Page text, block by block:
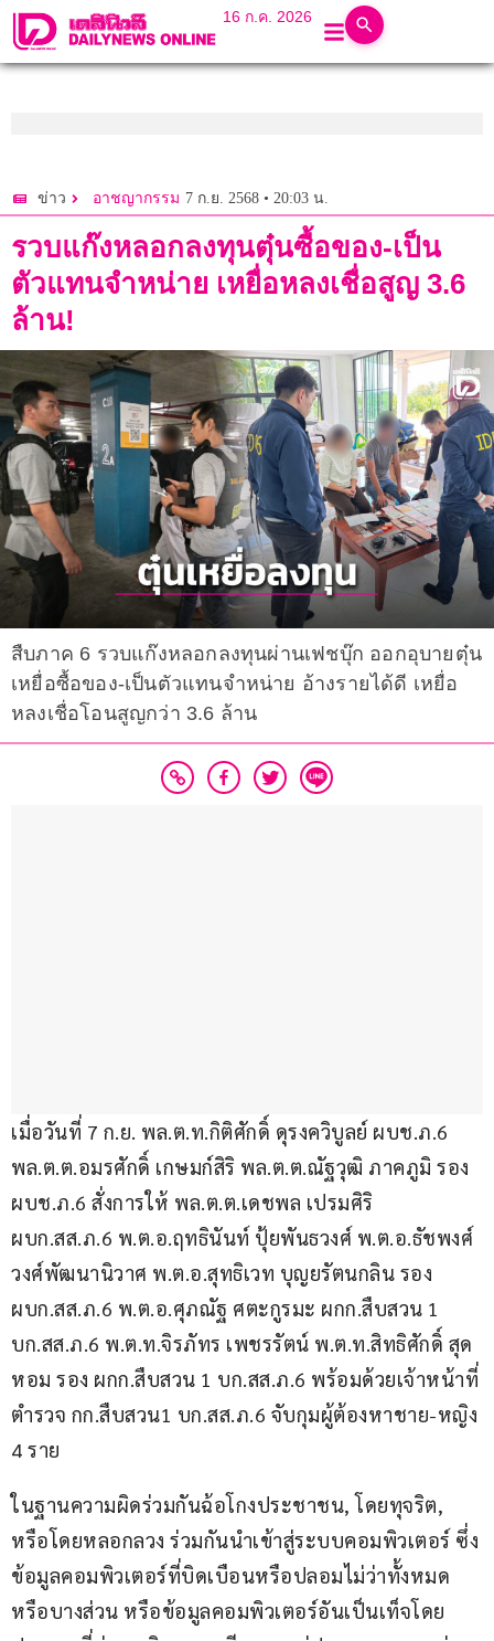
16 ก.ค. 2026
ข่าว อาชญากรรม 7 ก.ย. 2568 • 20:03 น.
รวบแก๊งหลอกลงทุนตุ๋นซื้อของ-เป็น
ตัวแทนจำหน่าย เหยื่อหลงเชื่อสูญ 3.6
ล้าน!
สืบภาค 6 รวบแก๊งหลอกลงทุนผ่านเฟชบุ๊ก ออกอุบายตุ๋น
เหยื่อซื้อของ-เป็นตัวแทนจำหน่าย อ้างรายได้ดี เหยื่อ
หลงเชื่อโอนสูญกว่า 3.6 ล้าน
เมื่อวันที่ 7 ก.ย. พล.ต.ท.กิติศักดิ์ ดุรงควิบูลย์ ผบช.ภ.6
พล.ต.ต.อมรศักดิ์ เกษมก์สิริ พล.ต.ต.ณัฐวุฒิ ภาคภูมิ รอง
ผบช.ภ.6 สั่งการให้ พล.ต.ต.เดชพล เปรมศิริ
ผบก.สส.ภ.6 พ.ต.อ.ฤทธินันท์ ปุ้ยพันธวงศ์ พ.ต.อ.ธัชพงศ์
วงศ์พัฒนานิวาศ พ.ต.อ.สุทธิเวท บุญยรัตนกลิน รอง
ผบก.สส.ภ.6 พ.ต.อ.ศุภณัฐ ศตะกูรมะ ผกก.สืบสวน 1
บก.สส.ภ.6 พ.ต.ท.จิรภัทร เพชรรัตน์ พ.ต.ท.สิทธิศักดิ์ สุด
หอม รอง ผกก.สืบสวน 1 บก.สส.ภ.6 พร้อมด้วยเจ้าหน้าที่
ตำรวจ กก.สืบสวน1 บก.สส.ภ.6 จับกุมผู้ต้องหาชาย-หญิง
4 ราย
ในฐานความผิดร่วมกันฉ้อโกงประชาชน, โดยทุจริต,
หรือโดยหลอกลวง ร่วมกันนำเข้าสู่ระบบคอมพิวเตอร์ ซึ่ง
ข้อมูลคอมพิวเตอร์ที่บิดเบือนหรือปลอมไม่ว่าทั้งหมด
หรือบางส่วน หรือข้อมูลคอมพิวเตอร์อันเป็นเท็จโดย